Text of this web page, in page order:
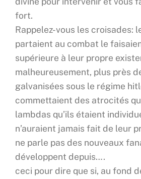
fort.
Rappelez-vous les croisades:
partaient au combat le
supérieure à leur propre
malheureusement, plus près
galvanisées sous le régime
commettaient des atrocités
lambdas qu’ils étaient
n’auraient jamais fait de leur
ne parle pas des nouveaux
développent depuis….
ceci pour dire que si, au fond